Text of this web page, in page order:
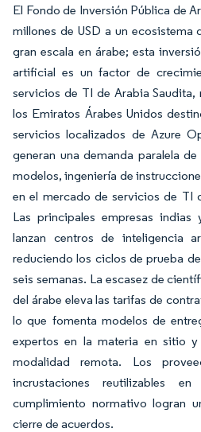
El Fondo de Inversión Pública de
millones de USD a un ecosistema
gran escala en árabe; esta
artificial es un factor de
servicios de TI de Arabia Saudita,
los Emiratos Árabes Unidos
servicios localizados de Azure
generan una demanda paralela
modelos, ingeniería de
en el mercado de servicios de TI
Las principales empresas indias
lanzan centros de inteligencia
reduciendo los ciclos de prueba
seis semanas. La escasez de
del árabe eleva las tarifas de
lo que fomenta modelos de
expertos en la materia en sitio
modalidad remota. Los
incrustaciones reutilizables
cumplimiento normativo logran
cierre de acuerdos.